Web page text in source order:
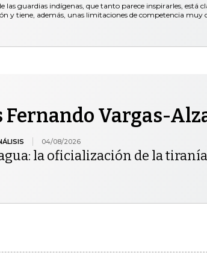
las guardias indígenas, que tanto parece inspirarles, está
y tiene, además, unas limitaciones de competencia muy
Fernando Vargas-
04/08/2026
la oficialización de la tiranía